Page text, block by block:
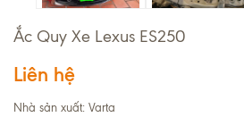
Ắc Quy Xe Lexus ES250
Liên hệ
Nhà sản xuất: Varta